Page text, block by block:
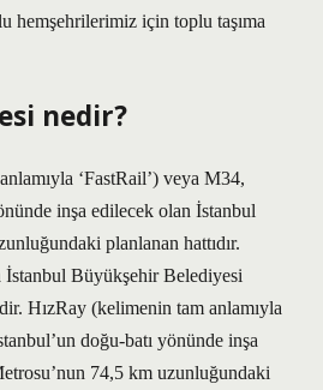
hemşehrilerimiz için toplu taşıma
nedir?
‘FastRail’) veya M34,
inşa edilecek olan İstanbul
planlanan hattıdır.
Büyükşehir Belediyesi
HızRay (kelimenin tam anlamıyla
doğu-batı yönünde inşa
74,5 km uzunluğundaki